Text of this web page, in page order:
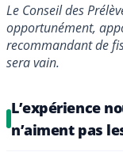
Le Conseil des
opportunément,
recommandant de
sera vain.
L’expérience
n’aiment pas